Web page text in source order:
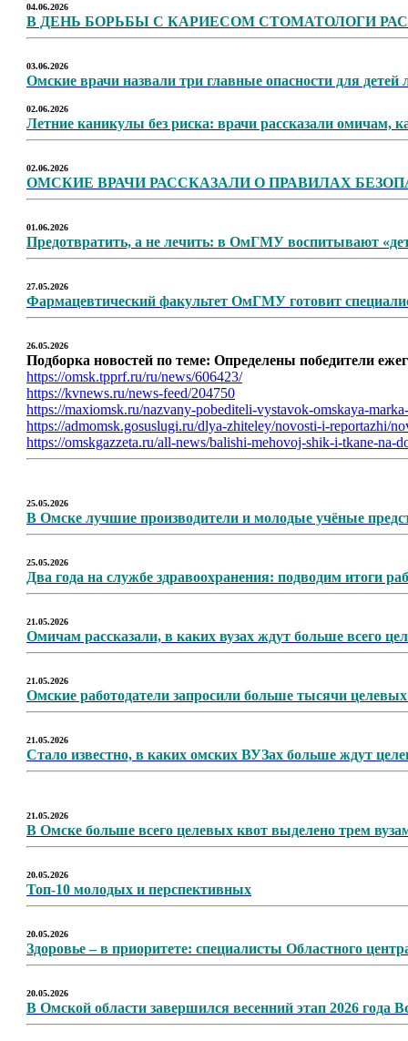
04.06.2026
В ДЕНЬ БОРЬБЫ С КАРИЕСОМ СТОМАТОЛОГИ
03.06.2026
Омские врачи назвали три главные опасности для детей
02.06.2026
Летние каникулы без риска: врачи рассказали омичам,
02.06.2026
ОМСКИЕ ВРАЧИ РАССКАЗАЛИ О ПРАВИЛАХ
01.06.2026
Предотвратить, а не лечить: в ОмГМУ воспитывают
27.05.2026
Фармацевтический факультет ОмГМУ готовит
26.05.2026
Подборка новостей по теме: Определены победители
https://omsk.tpprf.ru/ru/news/606423/
https://kvnews.ru/news-feed/204750
https://maxiomsk.ru/nazvany-pobediteli-vystavok-omskaya-
https://admomsk.gosuslugi.ru/dlya-zhiteley/novosti-i-reportazhi/
https://omskgazzeta.ru/all-news/balishi-mehovoj-shik-i-tkane-
25.05.2026
В Омске лучшие производители и молодые учёные
25.05.2026
Два года на службе здравоохранения: подводим итоги
21.05.2026
Омичам рассказали, в каких вузах ждут больше всего
21.05.2026
Омские работодатели запросили больше тысячи
21.05.2026
Стало известно, в каких омских ВУЗах больше ждут
21.05.2026
В Омске больше всего целевых квот выделено трем
20.05.2026
Топ-10 молодых и перспективных
20.05.2026
Здоровье – в приоритете: специалисты Областного
20.05.2026
В Омской области завершился весенний этап 2026 года